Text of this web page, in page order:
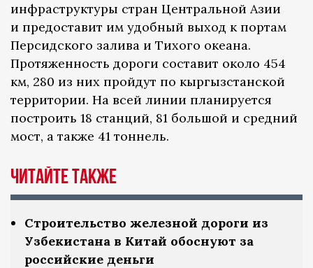
инфраструктуры стран Центральной Азии
и предоставит им удобный выход к портам
Персидского залива и Тихого океана.
Протяженность дороги составит около 454
км, 280 из них пройдут по кыргызстанской
территории. На всей линии планируется
построить 18 станций, 81 большой и средний
мост, а также 41 тоннель.
Читайте также
Строительство железной дороги из
Узбекистана в Китай обоснуют за
российские деньги